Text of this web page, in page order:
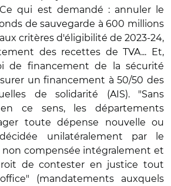
qui est demandé : annuler le
de sauvegarde à 600 millions
critères d'éligibilité de 2023-24,
des recettes de TVA... Et,
de financement de la sécurité
un financement à 50/50 des
de solidarité (AIS). "Sans
ce sens, les départements
toute dépense nouvelle ou
cidée unilatéralement par le
compensée intégralement et
de contester en justice tout
(mandatements auxquels